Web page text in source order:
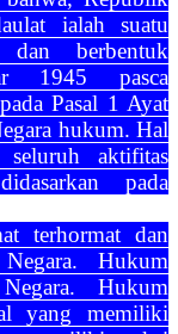
ialah suatu
dan berbentuk
1945 pasca
Pasal 1 Ayat
hukum. Hal
aktifitas
pada
terhormat dan
Negara. Hukum
Hukum
yang memiliki